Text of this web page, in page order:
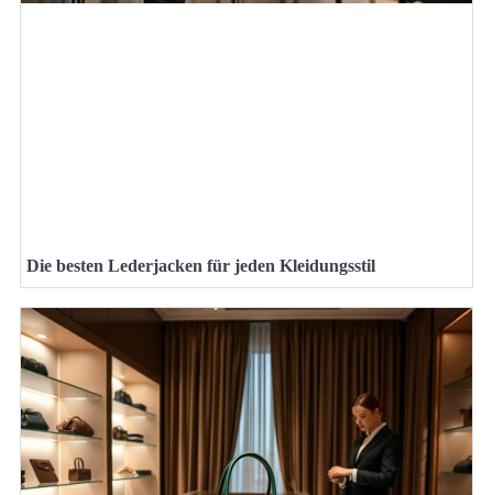
Die besten Lederjacken für jeden Kleidungsstil